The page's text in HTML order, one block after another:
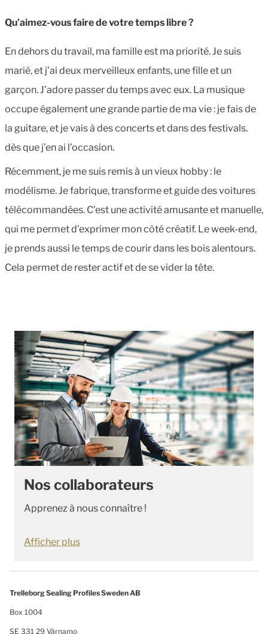
Qu’aimez-vous faire de votre temps libre ?
En dehors du travail, ma famille est ma priorité. Je suis
marié, et j’ai deux merveilleux enfants, une fille et un
garçon. J’adore passer du temps avec eux. La musique
occupe également une grande partie de ma vie : je fais de
la guitare, et je vais à des concerts et dans des festivals.
dès que j’en ai l’occasion.
Récemment, je me suis remis à un vieux hobby : le
modélisme. Je fabrique, transforme et guide des voitures
télécommandées. C’est une activité amusante et manuelle,
qui me permet d’exprimer mon côté créatif. Le week-end,
je prends aussi le temps de courir dans les bois alentours.
Cela permet de rester actif et de se vider la tête.
Nos collaborateurs
Apprenez à nous connaître !
Afficher plus
Trelleborg Sealing Profiles Sweden AB
Box 1004
SE 331 29 Värnamo